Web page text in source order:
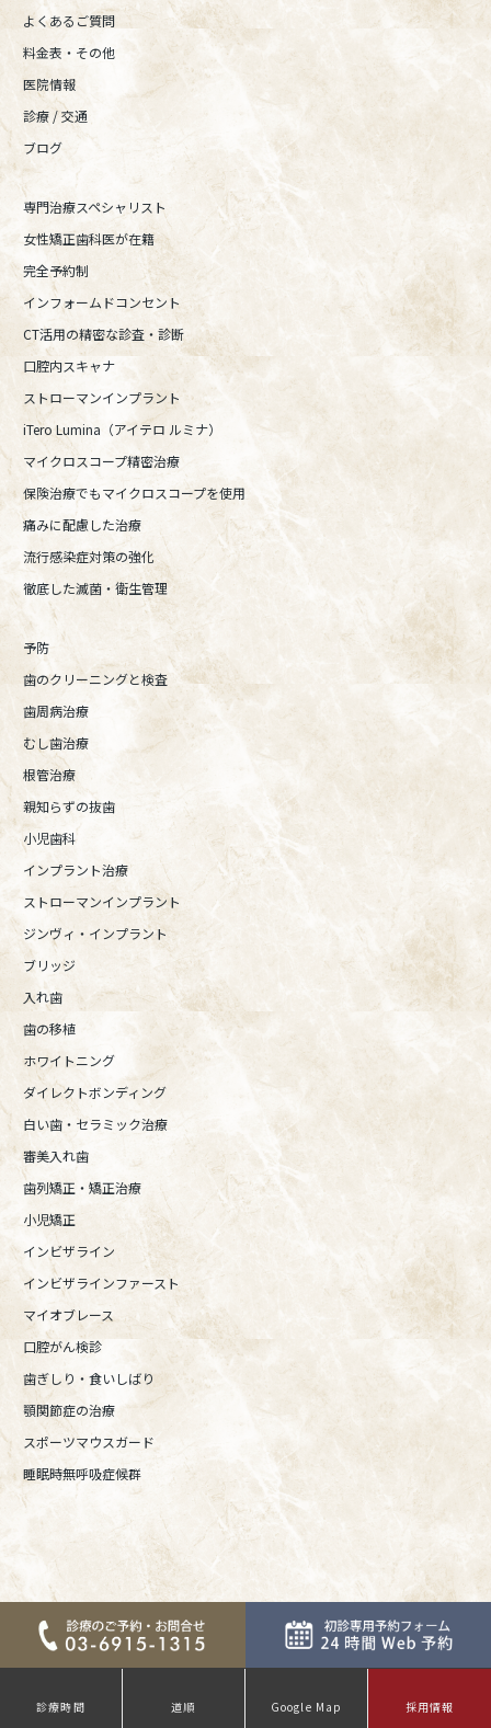
よくあるご質問
料金表・その他
医院情報
診療 / 交通
ブログ
専門治療スペシャリスト
女性矯正歯科医が在籍
完全予約制
インフォームドコンセント
CT活用の精密な診査・診断
口腔内スキャナ
ストローマンインプラント
iTero Lumina（アイテロ ルミナ）
マイクロスコープ精密治療
保険治療でもマイクロスコープを使用
痛みに配慮した治療
流行感染症対策の強化
徹底した滅菌・衛生管理
予防
歯のクリーニングと検査
歯周病治療
むし歯治療
根管治療
親知らずの抜歯
小児歯科
インプラント治療
ストローマンインプラント
ジンヴィ・インプラント
ブリッジ
入れ歯
歯の移植
ホワイトニング
ダイレクトボンディング
白い歯・セラミック治療
審美入れ歯
歯列矯正・矯正治療
小児矯正
インビザライン
インビザラインファースト
マイオブレース
口腔がん検診
歯ぎしり・食いしばり
顎関節症の治療
スポーツマウスガード
睡眠時無呼吸症候群
診療時間 道順 Google Map 採用情報